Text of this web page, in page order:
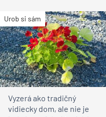
Urob si sám
Vyzerá ako tradičný
vidiecky dom, ale nie je